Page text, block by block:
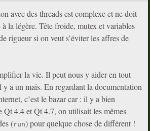
avec des threads est complexe et ne doit
à la légère. Tête froide, mutex et variables
rigueur si on veut s’éviter les affres de
la vie. Il peut nous y aider en tout
a un mais. En regardant la documentation
c’est le bazar car : il y a bien
Qt 4.4 et Qt 4.7, on utilisait les mêmes
(run) pour quelque chose de différent !